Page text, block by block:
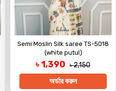
Semi Moslin Silk saree TS-5018
(white putul)
৳ 1,390 ৳ 2,150
অর্ডার করুন